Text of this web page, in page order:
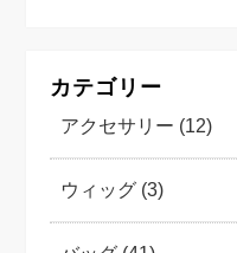
カテゴリー
アクセサリー (12)
ウィッグ (3)